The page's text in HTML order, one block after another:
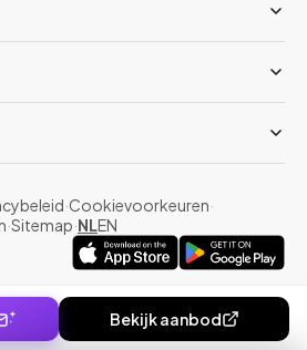
Bekijk aanbod
·Cookievoorkeuren·
·Sitemap·NLEN